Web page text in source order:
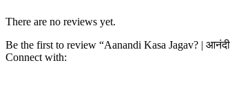
There are no reviews yet.
Be the first to review “Aanandi Kasa Jagav? |
Connect with: